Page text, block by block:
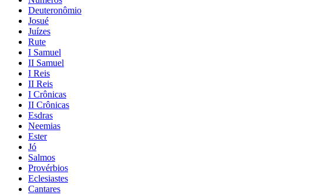
Deuteronômio
Josué
Juízes
Rute
I Samuel
II Samuel
I Reis
II Reis
I Crônicas
II Crônicas
Esdras
Neemias
Ester
Jó
Salmos
Provérbios
Eclesiastes
Cantares